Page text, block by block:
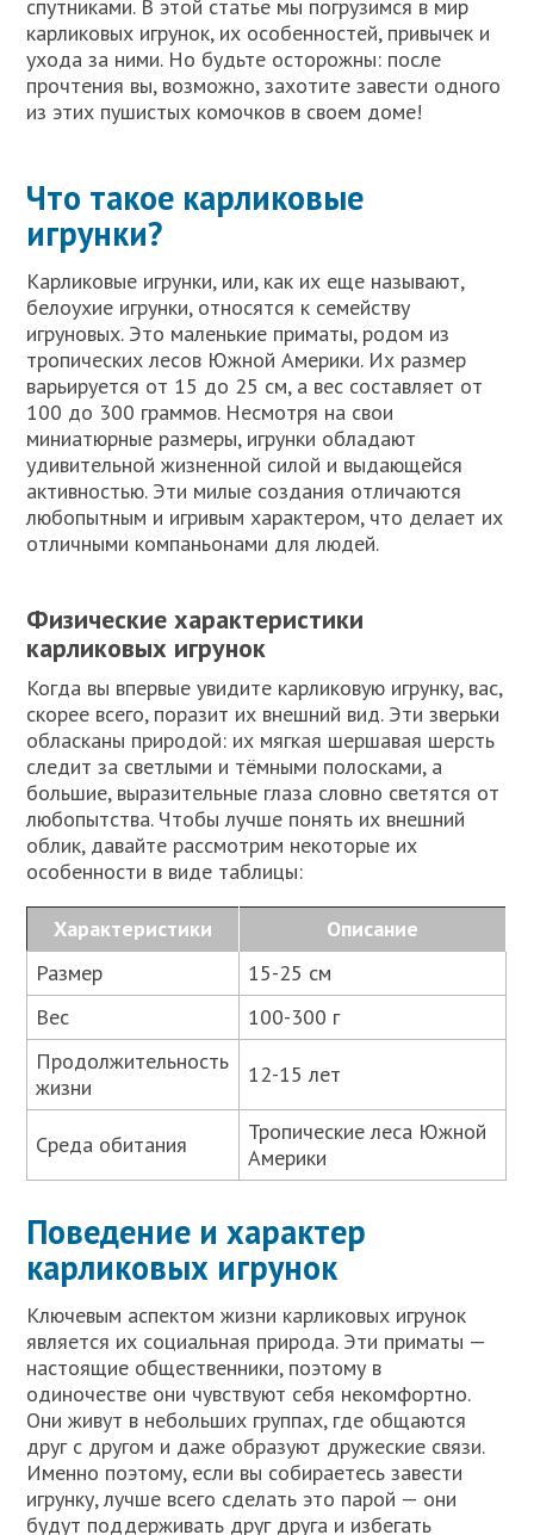
спутниками. В этой статье мы погрузимся в мир
карликовых игрунок, их особенностей, привычек и
ухода за ними. Но будьте осторожны: после
прочтения вы, возможно, захотите завести одного
из этих пушистых комочков в своем доме!
Что такое карликовые
игрунки?
Карликовые игрунки, или, как их еще называют,
белоухие игрунки, относятся к семейству
игруновых. Это маленькие приматы, родом из
тропических лесов Южной Америки. Их размер
варьируется от 15 до 25 см, а вес составляет от
100 до 300 граммов. Несмотря на свои
миниатюрные размеры, игрунки обладают
удивительной жизненной силой и выдающейся
активностью. Эти милые создания отличаются
любопытным и игривым характером, что делает их
отличными компаньонами для людей.
Физические характеристики
карликовых игрунок
Когда вы впервые увидите карликовую игрунку, вас,
скорее всего, поразит их внешний вид. Эти зверьки
обласканы природой: их мягкая шершавая шерсть
следит за светлыми и тёмными полосками, а
большие, выразительные глаза словно светятся от
любопытства. Чтобы лучше понять их внешний
облик, давайте рассмотрим некоторые их
особенности в виде таблицы:
Характеристики
Описание
Размер
15-25 см
Вес
100-300 г
Продолжительность
жизни
12-15 лет
Среда обитания
Тропические леса Южной
Америки
Поведение и характер
карликовых игрунок
Ключевым аспектом жизни карликовых игрунок
является их социальная природа. Эти приматы —
настоящие общественники, поэтому в
одиночестве они чувствуют себя некомфортно.
Они живут в небольших группах, где общаются
друг с другом и даже образуют дружеские связи.
Именно поэтому, если вы собираетесь завести
игрунку, лучше всего сделать это парой — они
будут поддерживать друг друга и избегать